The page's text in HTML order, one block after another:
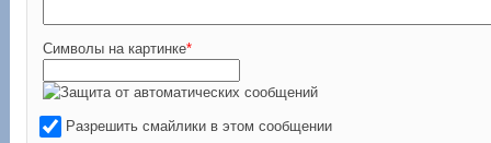
Символы на картинке*
Разрешить смайлики в этом сообщении